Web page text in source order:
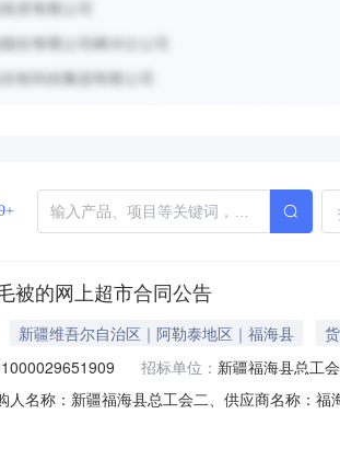
被的网上超市合同公告
新疆维吾尔自治区｜阿勒泰地区｜福海县
招标单位： 新疆福海县总工会
人名称：新疆福海县总工会二、供应商名称：
水星家纺床品套件/四件套/多件套